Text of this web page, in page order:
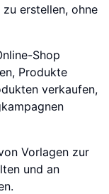
erstellen, ohne
Shop
Produkte
verkaufen,
Vorlagen zur
und an